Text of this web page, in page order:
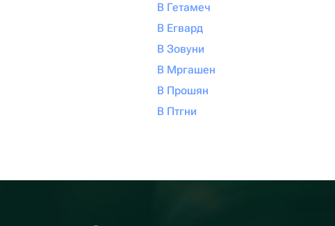
В Гетамеч
В Егвард
В Зовуни
В Мргашен
В Прошян
В Птгни